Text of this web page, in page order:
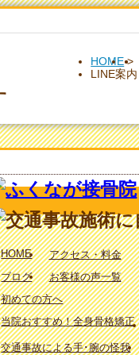
HOME>
LINE案内
HOME
アクセス・料金
ブログ
お客様の声一覧
初めての方へ
当院おすすめ！全身骨格矯正
交通事故による手･腕の怪我